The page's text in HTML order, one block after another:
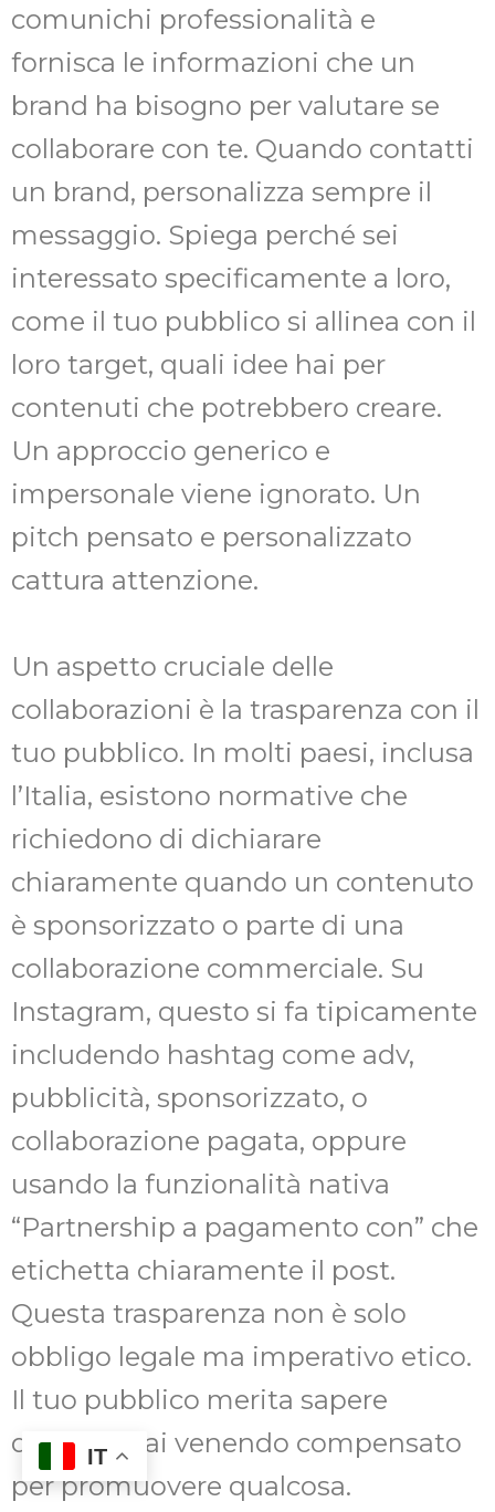
comunichi professionalità e
fornisca le informazioni che un
brand ha bisogno per valutare se
collaborare con te. Quando contatti
un brand, personalizza sempre il
messaggio. Spiega perché sei
interessato specificamente a loro,
come il tuo pubblico si allinea con il
loro target, quali idee hai per
contenuti che potrebbero creare.
Un approccio generico e
impersonale viene ignorato. Un
pitch pensato e personalizzato
cattura attenzione.
Un aspetto cruciale delle
collaborazioni è la trasparenza con il
tuo pubblico. In molti paesi, inclusa
l’Italia, esistono normative che
richiedono di dichiarare
chiaramente quando un contenuto
è sponsorizzato o parte di una
collaborazione commerciale. Su
Instagram, questo si fa tipicamente
includendo hashtag come adv,
pubblicità, sponsorizzato, o
collaborazione pagata, oppure
usando la funzionalità nativa
“Partnership a pagamento con” che
etichetta chiaramente il post.
Questa trasparenza non è solo
obbligo legale ma imperativo etico.
Il tuo pubblico merita sapere
quando stai venendo compensato
per promuovere qualcosa.
IT